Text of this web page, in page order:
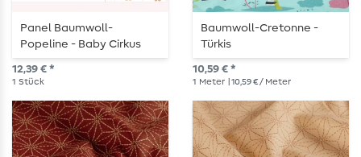
Panel Baumwoll-
Popeline - Baby Cirkus
Weiß Multicolor
12,39 € *
1 Stück
Baumwoll-Cretonne -
Türkis
10,59 € *
1 Meter | 10,59 € / Meter